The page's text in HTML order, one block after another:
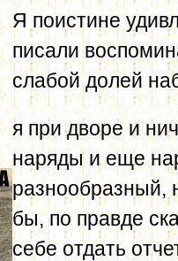
Я поистине
писали
слабой долей
я при дворе и
наряды и еще
разнообразный,
бы, по правде
себе отдать